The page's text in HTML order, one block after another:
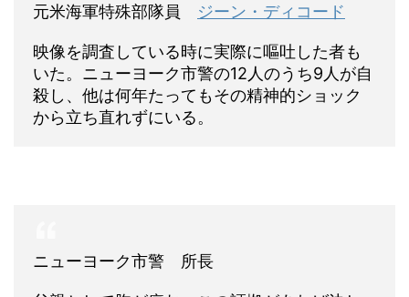
元米海軍特殊部隊員 ジーン・ディコード
映像を調査している時に実際に嘔吐した者も
いた。ニューヨーク市警の12人のうち9人が自
殺し、他は何年たってもその精神的ショック
から立ち直れずにいる。
ニューヨーク市警 所長